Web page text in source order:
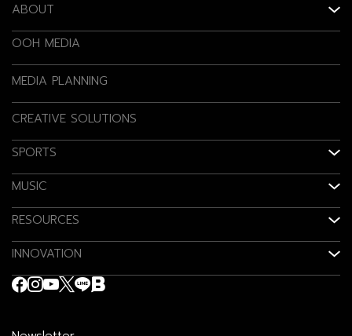
ABOUT
OOH MEDIA
MEDIA PLANNING
CREATIVE SOLUTIONS
SPORTS
MUSIC
RESOURCES
INNOVATION